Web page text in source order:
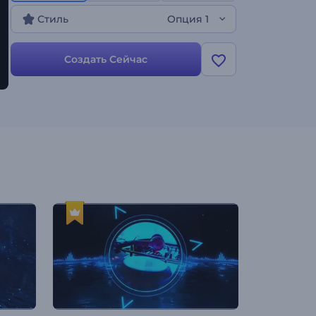
Воспользуйтесь шаблоном, чтобы
презентовать новые трек, релиз альбома,
промо сингла и многих других проектов. Пора
поделиться своим музыкальным творчеством
со своими поклонниками. Оформите свою
визуализацию!
Стиль Опция 1
Создать Сейчас